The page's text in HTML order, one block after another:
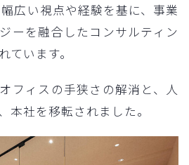
広い視点や経験を基に、事業
ーを融合したコンサルティン
ています。
フィスの手狭さの解消と、人
本社を移転されました。